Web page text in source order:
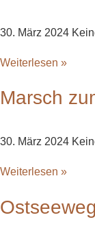
30. März 2024
Weiterlesen »
Marsch
30. März 2024
Weiterlesen »